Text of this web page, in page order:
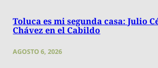
Toluca es mi segunda casa: Julio
Chávez en el Cabildo
AGOSTO 6, 2026